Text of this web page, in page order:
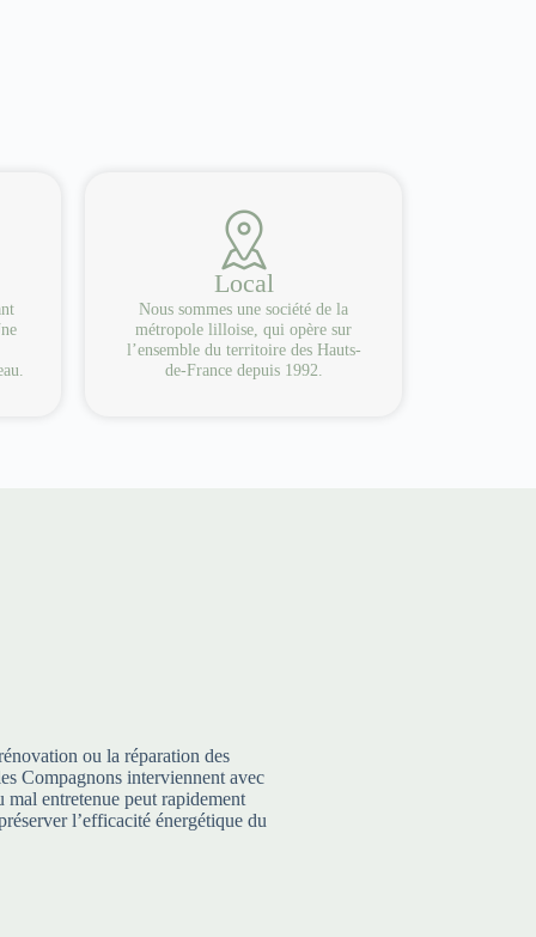
Local
Nous sommes une société de la
métropole lilloise, qui opère sur
l’ensemble du territoire des Hauts-
de-France depuis 1992.
ou la réparation des
Compagnons interviennent avec
entretenue peut rapidement
l’efficacité énergétique du